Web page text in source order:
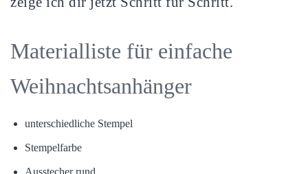
Materialliste für einfache
Weihnachtsanhänger
unterschiedliche Stempel
Stempelfarbe
Ausstecher rund